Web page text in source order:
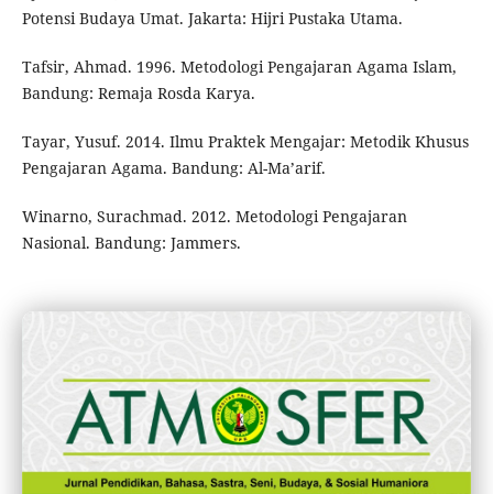
Potensi Budaya Umat. Jakarta: Hijri Pustaka Utama.
Tafsir, Ahmad. 1996. Metodologi Pengajaran Agama Islam,
Bandung: Remaja Rosda Karya.
Tayar, Yusuf. 2014. Ilmu Praktek Mengajar: Metodik Khusus
Pengajaran Agama. Bandung: Al-Ma’arif.
Winarno, Surachmad. 2012. Metodologi Pengajaran
Nasional. Bandung: Jammers.